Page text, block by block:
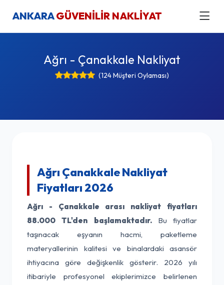
ANKARAGÜVENİLİR NAKLİYAT
Ağrı - Çanakkale Nakliyat
(124 Müşteri Oylaması)
Ağrı Çanakkale Nakliyat
Fiyatları 2026
Ağrı - Çanakkale arası nakliyat fiyatları
88.000 TL'den başlamaktadır.Bu fiyatlar
taşınacak eşyanın hacmi, paketleme
materyallerinin kalitesi ve binalardaki asansör
ihtiyacına göre değişkenlik gösterir. 2026 yılı
itibariyle profesyonel ekiplerimizce belirlenen